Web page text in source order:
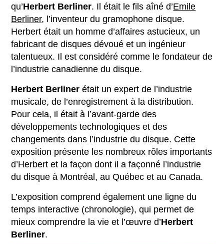
qu’Herbert Berliner. Il était le fils aîné d’Emile
Berliner, l’inventeur du gramophone disque.
Herbert était un homme d’affaires astucieux, un
fabricant de disques dévoué et un ingénieur
talentueux. Il est considéré comme le fondateur de
l’industrie canadienne du disque.
Herbert Berliner était un expert de l’industrie
musicale, de l’enregistrement à la distribution.
Pour cela, il était à l’avant-garde des
développements technologiques et des
changements dans l’industrie du disque. Cette
exposition présente les nombreux rôles importants
d’Herbert et la façon dont il a façonné l’industrie
du disque à Montréal, au Québec et au Canada.
L’exposition comprend également une ligne du
temps interactive (chronologie), qui permet de
mieux comprendre la vie et l’œuvre d’Herbert
Berliner.